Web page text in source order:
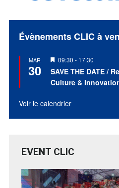
Évènements CLIC à
MAR
30
Mis
en
avant
09:30 - 17:30
SAVE THE DATE /
Culture &
Voir le calendrier
EVENT CLIC